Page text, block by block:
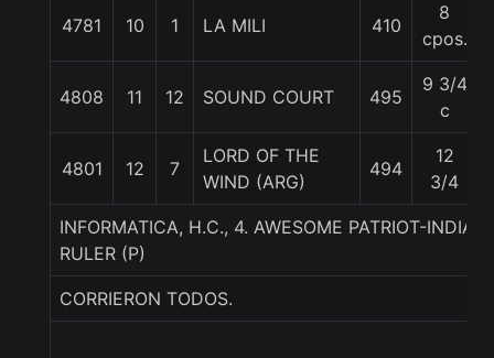
4781 10 1 LA MILI 410
8
cpos.
4808 11 12 SOUND COURT 495
9 3/4
c
4801 12 7
LORD OF THE
WIND (ARG)
494
12
3/4
INFORMATICA, H.C., 4. AWESOME PATRIOT-INDIA
RULER (P)
CORRIERON TODOS.